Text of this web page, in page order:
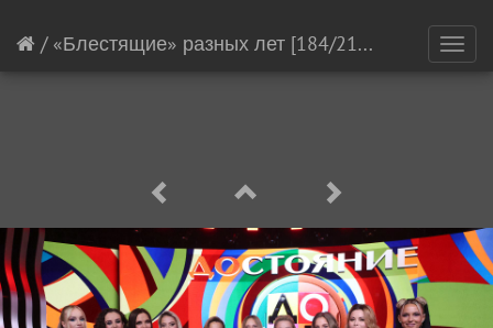
/ «Блестящие» разных лет [184/21138]